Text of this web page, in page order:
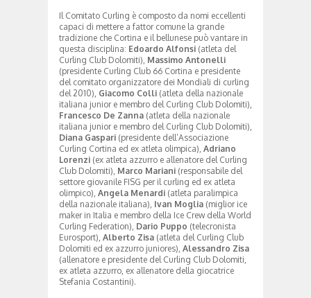
Il Comitato Curling è composto da nomi eccellenti
capaci di mettere a fattor comune la grande
tradizione che Cortina e il bellunese può vantare in
questa disciplina: Edoardo Alfonsi (atleta del
Curling Club Dolomiti), Massimo Antonelli
(presidente Curling Club 66 Cortina e presidente
del comitato organizzatore dei Mondiali di curling
del 2010), Giacomo Colli (atleta della nazionale
italiana junior e membro del Curling Club Dolomiti),
Francesco De Zanna (atleta della nazionale
italiana junior e membro del Curling Club Dolomiti),
Diana Gaspari (presidente dell’Associazione
Curling Cortina ed ex atleta olimpica), Adriano
Lorenzi (ex atleta azzurro e allenatore del Curling
Club Dolomiti), Marco Mariani (responsabile del
settore giovanile FISG per il curling ed ex atleta
olimpico), Angela Menardi (atleta paralimpica
della nazionale italiana), Ivan Moglia (miglior ice
maker in Italia e membro della Ice Crew della World
Curling Federation), Dario Puppo (telecronista
Eurosport), Alberto Zisa (atleta del Curling Club
Dolomiti ed ex azzurro juniores), Alessandro Zisa
(allenatore e presidente del Curling Club Dolomiti,
ex atleta azzurro, ex allenatore della giocatrice
Stefania Costantini).